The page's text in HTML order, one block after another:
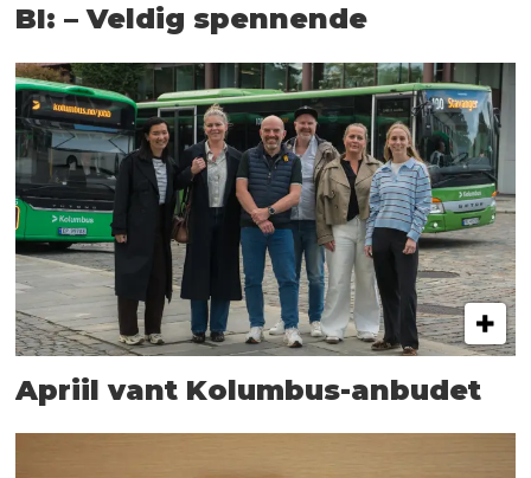
BI: – Veldig spennende
Apriil vant Kolumbus-anbudet